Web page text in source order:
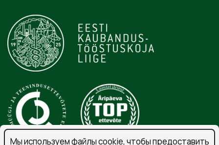
Мы используем файлы cookie, чтобы предоставить